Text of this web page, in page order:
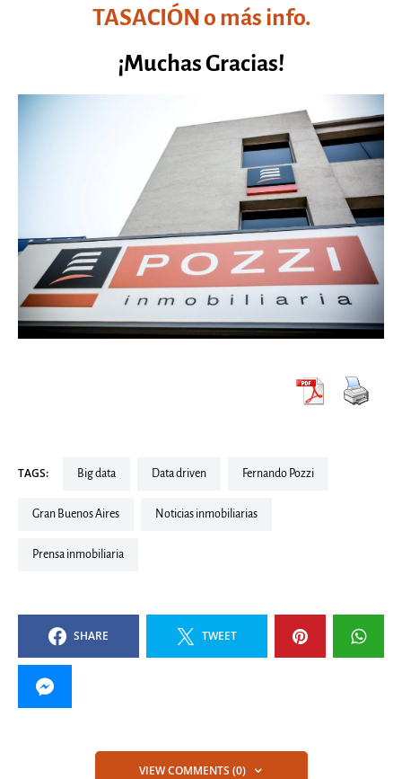
TASACIÓN o más info.
¡Muchas Gracias!
TAGS: Big data Data driven Fernando Pozzi
Gran Buenos Aires Noticias inmobiliarias
Prensa inmobiliaria
SHARE TWEET
VIEW COMMENTS (0)